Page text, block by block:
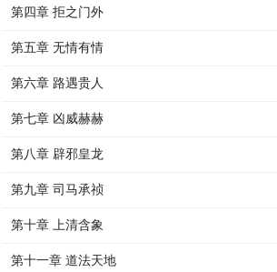
第四章 拒之门外
第五章 无情有情
第六章 路遇贵人
第七章 凶威赫赫
第八章 辟邪皇龙
第九章 司马承祯
第十章 上清含象
第十一章 道法天地